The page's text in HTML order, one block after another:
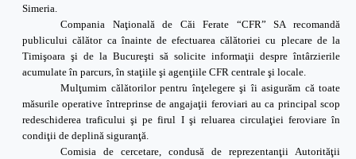
Simeria.
Compania Naţională de Căi Ferate “CFR” SA recomandă
publicului călător ca înainte de efectuarea călătoriei cu plecare de la
Timişoara şi de la Bucureşti să solicite informaţii despre întârzierile
acumulate în parcurs, în staţiile şi agenţiile CFR centrale şi locale.
Mulţumim călătorilor pentru înţelegere şi îi asigurăm că toate
măsurile operative întreprinse de angajaţii feroviari au ca principal scop
redeschiderea traficului şi pe firul I şi reluarea circulaţiei feroviare în
condiţii de deplină siguranţă.
Comisia de cercetare, condusă de reprezentanţii Autorităţii